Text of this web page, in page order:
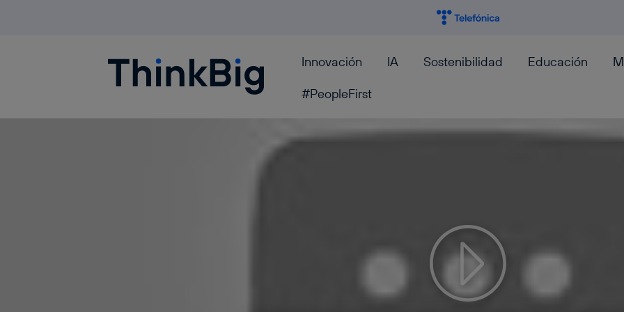
Blogthinkbig.com Innovación IA Sostenibilidad Educación
#PeopleFirst